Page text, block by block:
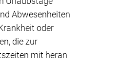
Abwesenheiten
oder
die zur
mit heran